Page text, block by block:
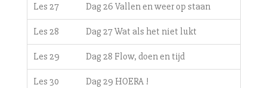
Les 27 Dag 26 Vallen en weer op staan
Les 28 Dag 27 Wat als het niet lukt
Les 29 Dag 28 Flow, doen en tijd
Les 30 Dag 29 HOERA !